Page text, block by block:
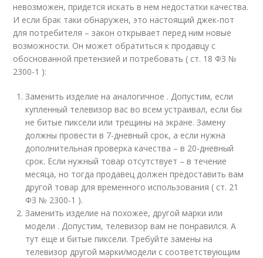
невозможен, придется искать в нем недостатки качества.
И если брак таки обнаружен, это настоящий джек-пот
для потребителя – закон открывает перед ним новые
возможности. Он может обратиться к продавцу с
обоснованной претензией и потребовать ( ст. 18 ФЗ №
2300-1 ):
Заменить изделие на аналогичное . Допустим, если
купленный телевизор вас во всем устраивал, если бы
не битые пиксели или трещины на экране. Замену
должны провести в 7-дневный срок, а если нужна
дополнительная проверка качества – в 20-дневный
срок. Если нужный товар отсутствует – в течение
месяца, но тогда продавец должен предоставить вам
другой товар для временного использования ( ст. 21
ФЗ № 2300-1 ).
Заменить изделие на похожее, другой марки или
модели . Допустим, телевизор вам не понравился. А
тут еще и битые пиксели. Требуйте замены на
телевизор другой марки/модели с соответствующим